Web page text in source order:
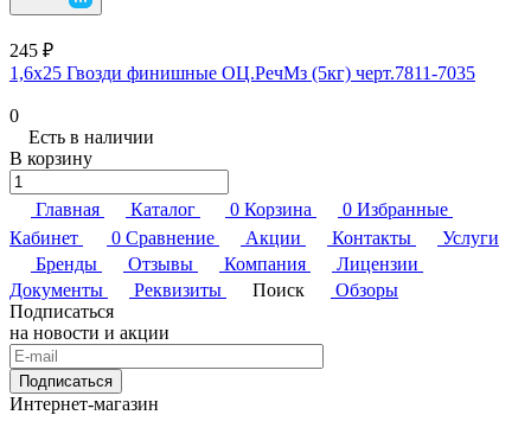
245 ₽
1,6х25 Гвозди финишные ОЦ.РечМз (5кг) черт.7811-7035
0
Есть в наличии
В корзину
Главная Каталог 0 Корзина 0 Избранные
Кабинет
0 Сравнение Акции Контакты
Услуги
Бренды
Отзывы Компания
Лицензии
Документы
Реквизиты Поиск
Обзоры
Подписаться
на новости и акции
Подписаться
Интернет-магазин